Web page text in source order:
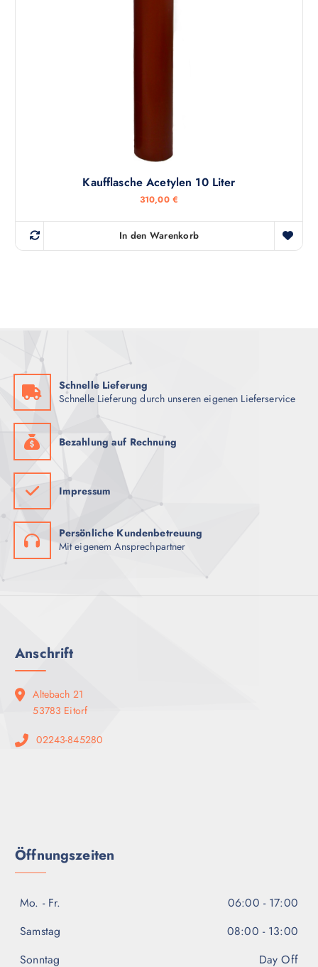
Kaufflasche Acetylen 10 Liter
310,00 €
In den Warenkorb
Schnelle Lieferung
Schnelle Lieferung durch unseren eigenen Lieferservice
Bezahlung auf Rechnung
Impressum
Persönliche Kundenbetreuung
Mit eigenem Ansprechpartner
Anschrift
Altebach 21
53783 Eitorf
02243-845280
Öffnungszeiten
Mo. - Fr.
06:00 - 17:00
Samstag
08:00 - 13:00
Sonntag
Day Off